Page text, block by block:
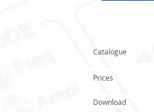
Prices
Catalogue
Download